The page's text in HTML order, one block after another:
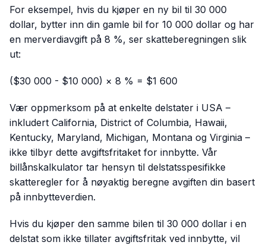
For eksempel, hvis du kjøper en ny bil til 30 000
dollar, bytter inn din gamle bil for 10 000 dollar og har
en merverdiavgift på 8 %, ser skatteberegningen slik
ut:
($30 000 - $10 000) × 8 % = $1 600
Vær oppmerksom på at enkelte delstater i USA –
inkludert California, District of Columbia, Hawaii,
Kentucky, Maryland, Michigan, Montana og Virginia –
ikke tilbyr dette avgiftsfritaket for innbytte. Vår
billånskalkulator tar hensyn til delstatsspesifikke
skatteregler for å nøyaktig beregne avgiften din basert
på innbytteverdien.
Hvis du kjøper den samme bilen til 30 000 dollar i en
delstat som ikke tillater avgiftsfritak ved innbytte, vil